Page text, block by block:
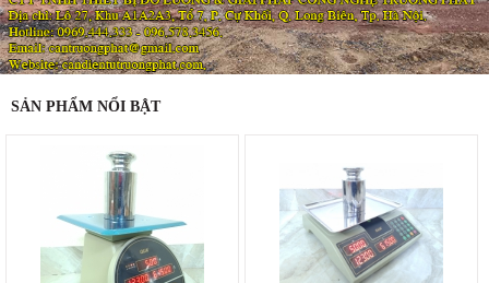
SẢN PHẨM NỔI BẬT